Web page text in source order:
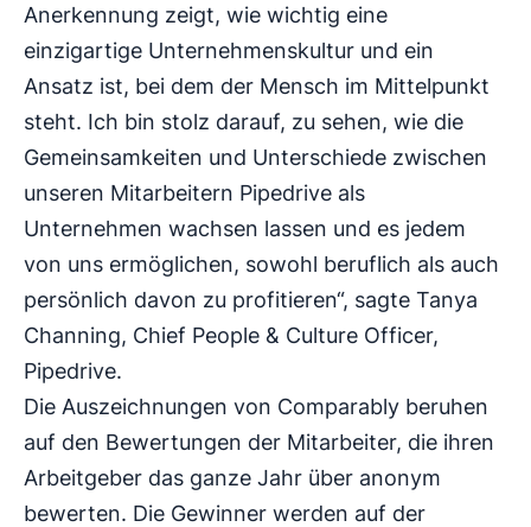
Anerkennung zeigt, wie wichtig eine
einzigartige Unternehmenskultur und ein
Ansatz ist, bei dem der Mensch im Mittelpunkt
steht. Ich bin stolz darauf, zu sehen, wie die
Gemeinsamkeiten und Unterschiede zwischen
unseren Mitarbeitern Pipedrive als
Unternehmen wachsen lassen und es jedem
von uns ermöglichen, sowohl beruflich als auch
persönlich davon zu profitieren“, sagte Tanya
Channing, Chief People & Culture Officer,
Pipedrive.
Die Auszeichnungen von Comparably beruhen
auf den Bewertungen der Mitarbeiter, die ihren
Arbeitgeber das ganze Jahr über anonym
bewerten. Die Gewinner werden auf der